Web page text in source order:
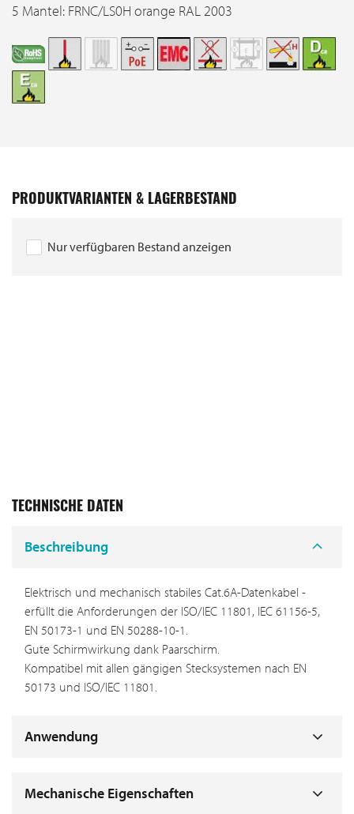
5 Mantel: FRNC/LS0H orange RAL 2003
PRODUKTVARIANTEN & LAGERBESTAND
Nur verfügbaren Bestand anzeigen
TECHNISCHE DATEN
Beschreibung
Elektrisch und mechanisch stabiles Cat.6A-Datenkabel -
erfüllt die Anforderungen der ISO/IEC 11801, IEC 61156-5,
EN 50173-1 und EN 50288-10-1.
Gute Schirmwirkung dank Paarschirm.
Kompatibel mit allen gängigen Stecksystemen nach EN
50173 und ISO/IEC 11801.
Anwendung
Mechanische Eigenschaften